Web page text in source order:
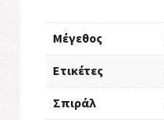
Μέγεθος
Ετικέτες
Σπιράλ